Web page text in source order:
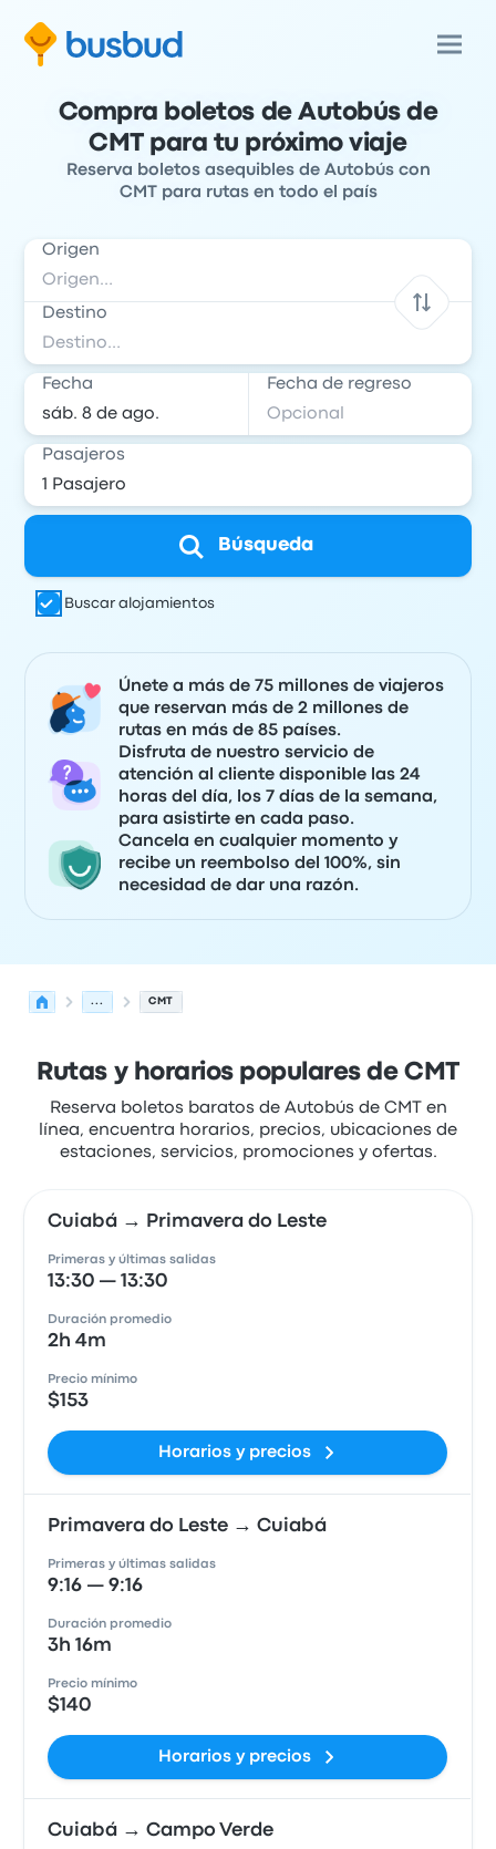
Compra boletos de Autobús de
CMT para tu próximo viaje
Reserva boletos asequibles de Autobús con
CMT para rutas en todo el país
Origen
Destino
Fecha Fecha de regreso
Pasajeros
Búsqueda
Buscar alojamientos
Únete a más de 75 millones de viajeros
que reservan más de 2 millones de
rutas en más de 85 países.
Disfruta de nuestro servicio de
atención al cliente disponible las 24
horas del día, los 7 días de la semana,
para asistirte en cada paso.
Cancela en cualquier momento y
recibe un reembolso del 100%, sin
necesidad de dar una razón.
... CMT
Rutas y horarios populares de CMT
Reserva boletos baratos de Autobús de CMT en
línea, encuentra horarios, precios, ubicaciones de
estaciones, servicios, promociones y ofertas.
Cuiabá → Primavera do Leste
Primeras y últimas salidas
13:30 — 13:30
Duración promedio
2h 4m
Precio mínimo
$153
Horarios y precios
Primavera do Leste → Cuiabá
Primeras y últimas salidas
9:16 — 9:16
Duración promedio
3h 16m
Precio mínimo
$140
Horarios y precios
Cuiabá → Campo Verde